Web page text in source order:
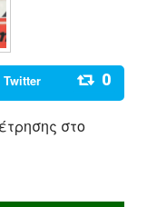
Twitter 0
στο